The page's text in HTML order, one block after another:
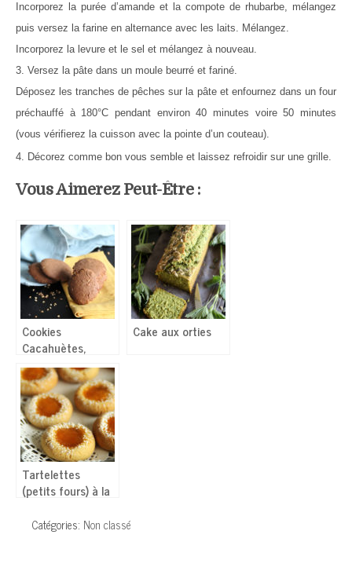
Incorporez la purée d’amande et la compote de rhubarbe, mélangez
puis versez la farine en alternance avec les laits. Mélangez.
Incorporez la levure et le sel et mélangez à nouveau.
3. Versez la pâte dans un moule beurré et fariné.
Déposez les tranches de pêches sur la pâte et enfournez dans un four
préchauffé à 180°C pendant environ 40 minutes voire 50 minutes
(vous vérifierez la cuisson avec la pointe d’un couteau).
4. Décorez comme bon vous semble et laissez refroidir sur une grille.
Vous Aimerez Peut-Être :
Cookies
Cacahuètes,
Noisettes, Érable
– Vegan
Cake aux orties
Tartelettes
(petits fours) à la
d’abricots
Catégories: Non classé